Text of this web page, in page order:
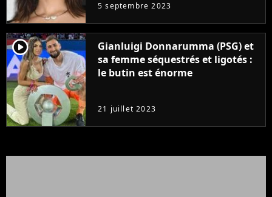
5 septembre 2023
player2
Gianluigi Donnarumma (PSG) et
sa femme séquestrés et ligotés :
le butin est énorme
21 juillet 2023